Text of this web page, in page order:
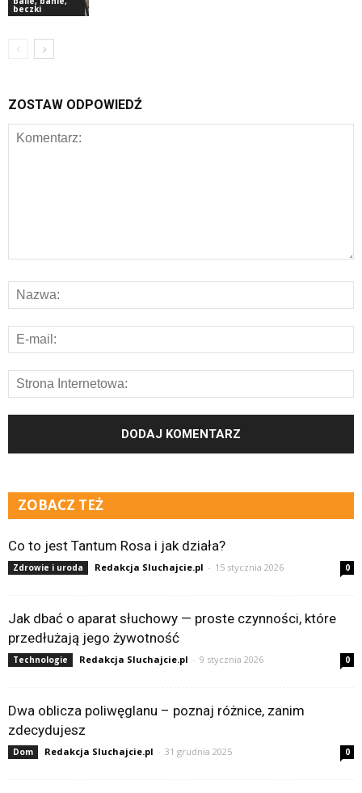
beczki
ZOSTAW ODPOWIEDŹ
ZOBACZ TEŻ
Co to jest Tantum Rosa i jak działa?
Zdrowie i uroda Redakcja Sluchajcie.pl - 15 stycznia 2026 0
Jak dbać o aparat słuchowy — proste czynności, które
przedłużają jego żywotność
Technologie Redakcja Sluchajcie.pl - 9 stycznia 2026 0
Dwa oblicza poliwęglanu – poznaj różnice, zanim
zdecydujesz
Dom Redakcja Sluchajcie.pl - 31 grudnia 2025 0